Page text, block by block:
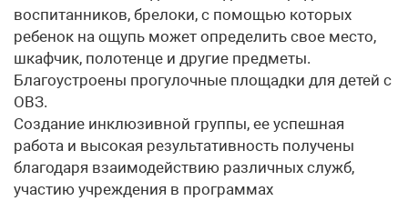
воспитанников, брелоки, с помощью которых
ребенок на ощупь может определить свое место,
шкафчик, полотенце и другие предметы.
Благоустроены прогулочные площадки для детей с
ОВЗ.
Создание инклюзивной группы, ее успешная
работа и высокая результативность получены
благодаря взаимодействию различных служб,
участию учреждения в программах